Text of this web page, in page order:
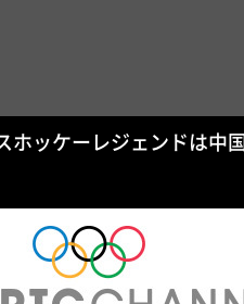
ホッケーレジェンドは中